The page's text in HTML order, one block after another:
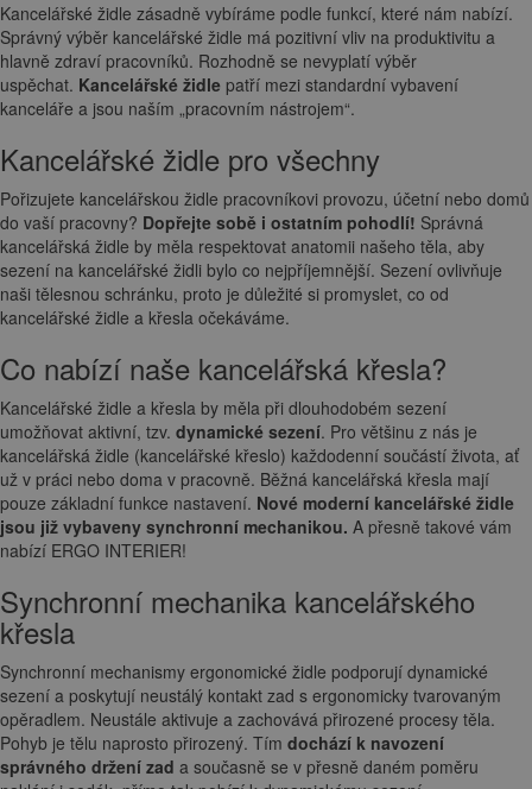
Kancelářské židle zásadně vybíráme podle funkcí, které nám nabízí.
Správný výběr kancelářské židle má pozitivní vliv na produktivitu a
hlavně zdraví pracovníků. Rozhodně se nevyplatí výběr
uspěchat. Kancelářské židle patří mezi standardní vybavení
kanceláře a jsou naším „pracovním nástrojem“.
Kancelářské židle pro všechny
Pořizujete kancelářskou židle pracovníkovi provozu, účetní nebo domů
do vaší pracovny? Dopřejte sobě i ostatním pohodlí! Správná
kancelářská židle by měla respektovat anatomii našeho těla, aby
sezení na kancelářské židli bylo co nejpříjemnější. Sezení ovlivňuje
naši tělesnou schránku, proto je důležité si promyslet, co od
kancelářské židle a křesla očekáváme.
Co nabízí naše kancelářská křesla?
Kancelářské židle a křesla by měla při dlouhodobém sezení
umožňovat aktivní, tzv. dynamické sezení. Pro většinu z nás je
kancelářská židle (kancelářské křeslo) každodenní součástí života, ať
už v práci nebo doma v pracovně. Běžná kancelářská křesla mají
pouze základní funkce nastavení. Nové moderní kancelářské židle
jsou již vybaveny synchronní mechanikou. A přesně takové vám
nabízí ERGO INTERIER!
Synchronní mechanika kancelářského
křesla
Synchronní mechanismy ergonomické židle podporují dynamické
sezení a poskytují neustálý kontakt zad s ergonomicky tvarovaným
opěradlem. Neustále aktivuje a zachovává přirozené procesy těla.
Pohyb je tělu naprosto přirozený. Tím dochází k navození
správného držení zad a současně se v přesně daném poměru